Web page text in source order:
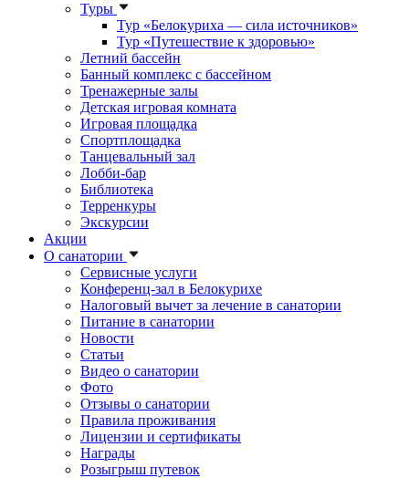
Туры
Тур «Белокуриха — сила источников»
Тур «Путешествие к здоровью»
Летний бассейн
Банный комплекс с бассейном
Тренажерные залы
Детская игровая комната
Игровая площадка
Спортплощадка
Танцевальный зал
Лобби-бар
Библиотека
Терренкуры
Экскурсии
Акции
О санатории
Сервисные услуги
Конференц-зал в Белокурихе
Налоговый вычет за лечение в санатории
Питание в санатории
Новости
Статьи
Видео о санатории
Фото
Отзывы о санатории
Правила проживания
Лицензии и сертификаты
Награды
Розыгрыш путевок